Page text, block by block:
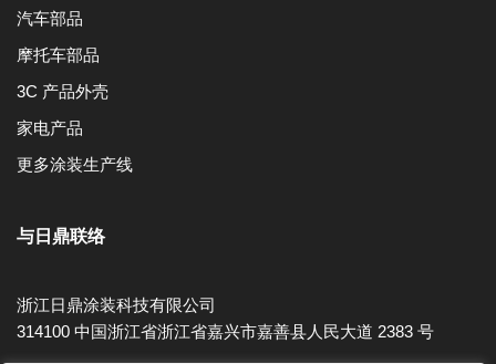
汽车部品
摩托车部品
3C 产品外壳
家电产品
更多涂装生产线
与日鼎联络
浙江日鼎涂装科技有限公司
314100 中国浙江省浙江省嘉兴市嘉善县人民大道 2383 号